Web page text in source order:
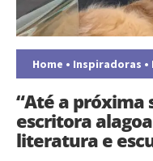
Home • Inspiradoras •
“Até a próxima
escritora
literatura e